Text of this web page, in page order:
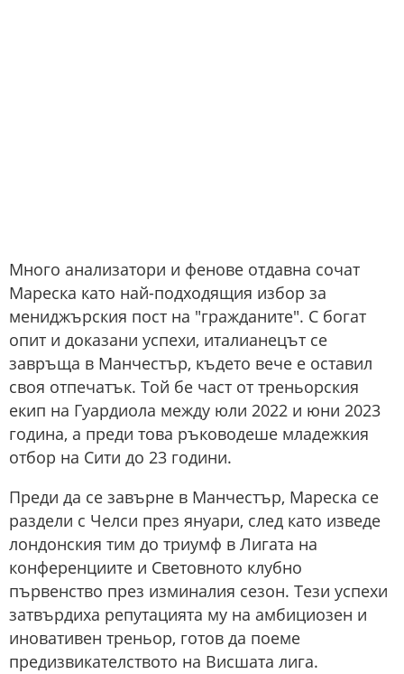
Много анализатори и фенове отдавна сочат
Мареска като най-подходящия избор за
мениджърския пост на "гражданите". С богат
опит и доказани успехи, италианецът се
завръща в Манчестър, където вече е оставил
своя отпечатък. Той бе част от треньорския
екип на Гуардиола между юли 2022 и юни 2023
година, а преди това ръководеше младежкия
отбор на Сити до 23 години.
Преди да се завърне в Манчестър, Мареска се
раздели с Челси през януари, след като изведе
лондонския тим до триумф в Лигата на
конференциите и Световното клубно
първенство през изминалия сезон. Тези успехи
затвърдиха репутацията му на амбициозен и
иновативен треньор, готов да поеме
предизвикателството на Висшата лига.